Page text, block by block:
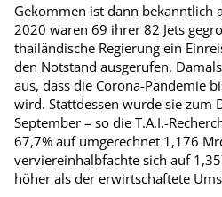
Gekommen ist dann bekanntlich
2020 waren 69 ihrer 82 Jets
thailändische Regierung ein
den Notstand ausgerufen.
aus, dass die Corona-Pandemie
wird. Stattdessen wurde sie zum
September – so die T.A.I.-
67,7% auf umgerechnet 1,176
verviereinhalbfachte sich auf
höher als der erwirtschaftete